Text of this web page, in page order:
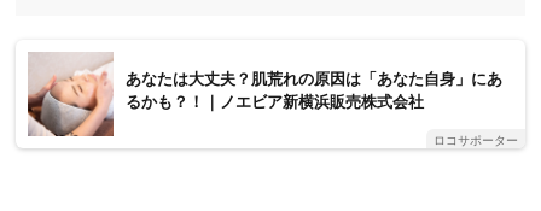
あなたは大丈夫？肌荒れの原因は「あなた自身」にあ
るかも？！｜ノエビア新横浜販売株式会社
ロコサポーター